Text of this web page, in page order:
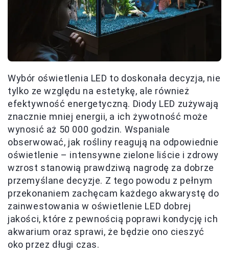
Wybór oświetlenia LED to doskonała decyzja, nie
tylko ze względu na estetykę, ale również
efektywność energetyczną. Diody LED zużywają
znacznie mniej energii, a ich żywotność może
wynosić aż 50 000 godzin. Wspaniale
obserwować, jak rośliny reagują na odpowiednie
oświetlenie – intensywne zielone liście i zdrowy
wzrost stanowią prawdziwą nagrodę za dobrze
przemyślane decyzje. Z tego powodu z pełnym
przekonaniem zachęcam każdego akwarystę do
zainwestowania w oświetlenie LED dobrej
jakości, które z pewnością poprawi kondycję ich
akwarium oraz sprawi, że będzie ono cieszyć
oko przez długi czas.